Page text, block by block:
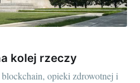
kolej rzeczy
opieki zdrowotnej i